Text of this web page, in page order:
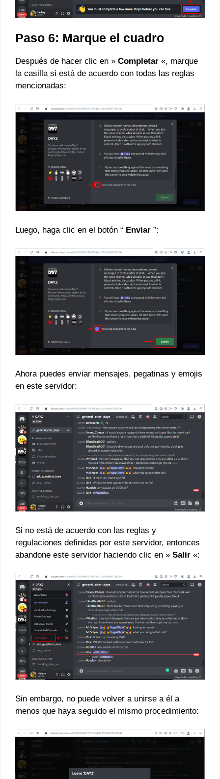
Paso 6: Marque el cuadro
Después de hacer clic en » Completar «, marque
la casilla si está de acuerdo con todas las reglas
mencionadas:
Luego, haga clic en el botón “ Enviar ”:
Ahora puedes enviar mensajes, pegatinas y emojis
en este servidor:
Si no está de acuerdo con las reglas y
regulaciones definidas por este servidor, entonces
abandone este servidor haciendo clic en » Salir «:
Sin embargo, no puede volver a unirse a él a
menos que haya seguido el mismo procedimiento: